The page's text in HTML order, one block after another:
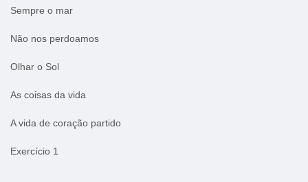
Sempre o mar
Não nos perdoamos
Olhar o Sol
As coisas da vida
A vida de coração partido
Exercício 1